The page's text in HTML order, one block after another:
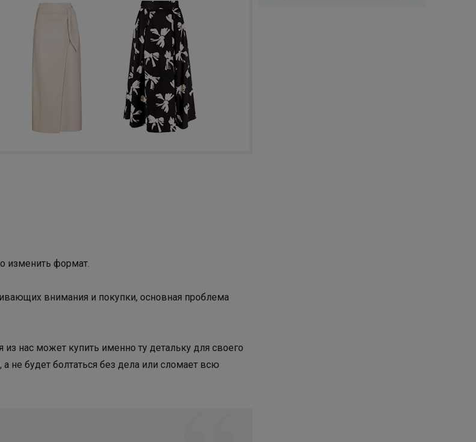
изменить формат.
внимания и покупки, основная проблема
нас может купить именно ту детальку для своего
не будет болтаться без дела или сломает всю